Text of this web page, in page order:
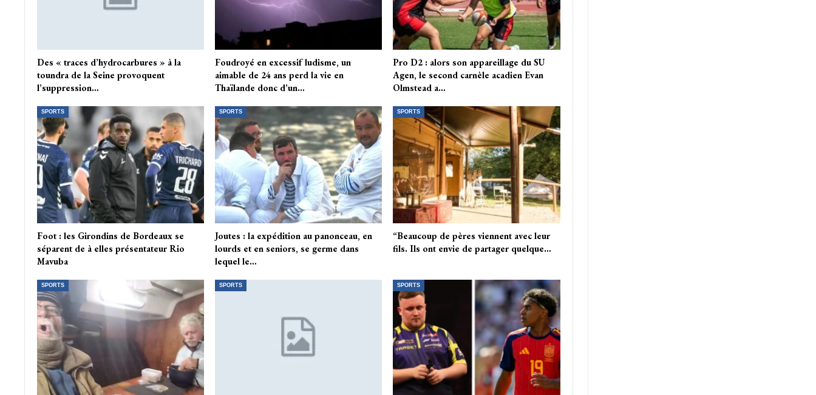
Des « traces d’hydrocarbures » à la
toundra de la Seine provoquent
l’suppression…
Foudroyé en excessif ludisme, un
aimable de 24 ans perd la vie en
Thaïlande donc d’un…
Pro D2 : alors son appareillage du SU
Agen, le second carnèle acadien Evan
Olmstead a…
SPORTS
Foot : les Girondins de Bordeaux se
séparent de à elles présentateur Rio
Mavuba
SPORTS
Joutes : la expédition au panonceau, en
lourds et en seniors, se germe dans
lequel le…
SPORTS
“Beaucoup de pères viennent avec leur
fils. Ils ont envie de partager quelque…
SPORTS SPORTS SPORTS